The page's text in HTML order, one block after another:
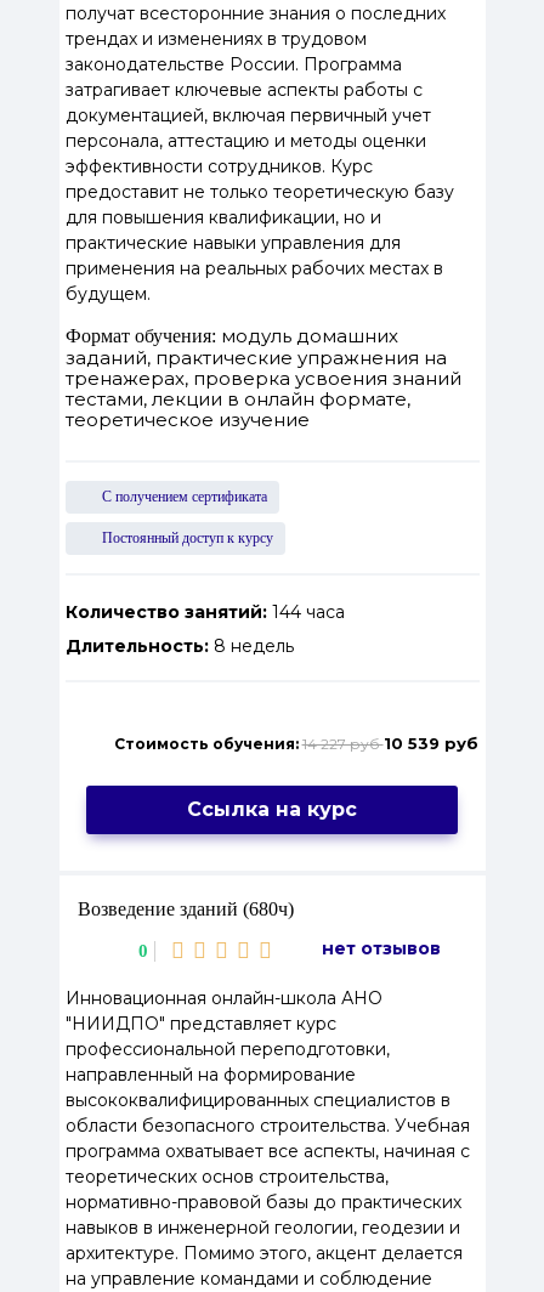
получат всесторонние знания о последних
трендах и изменениях в трудовом
законодательстве России. Программа
затрагивает ключевые аспекты работы с
документацией, включая первичный учет
персонала, аттестацию и методы оценки
эффективности сотрудников. Курс
предоставит не только теоретическую базу
для повышения квалификации, но и
практические навыки управления для
применения на реальных рабочих местах в
будущем.
Формат обучения: модуль домашних
заданий, практические упражнения на
тренажерах, проверка усвоения знаний
тестами, лекции в онлайн формате,
теоретическое изучение
С получением сертификата
Постоянный доступ к курсу
Количество занятий:144 часа
Длительность:8 недель
Стоимость обучения: 14 227 руб10 539 руб
Ссылка на курс
Возведение зданий (680ч)
0 нет отзывов
Инновационная онлайн-школа АНО
"НИИДПО" представляет курс
профессиональной переподготовки,
направленный на формирование
высококвалифицированных специалистов в
области безопасного строительства. Учебная
программа охватывает все аспекты, начиная с
теоретических основ строительства,
нормативно-правовой базы до практических
навыков в инженерной геологии, геодезии и
архитектуре. Помимо этого, акцент делается
на управление командами и соблюдение